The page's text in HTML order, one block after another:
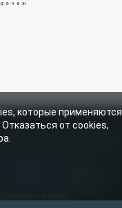
и читателями, являются
деятельности. Полное или
указанием ссылки на
власти. Материалы
и (или)
которые применяются
. Отказаться от cookies,